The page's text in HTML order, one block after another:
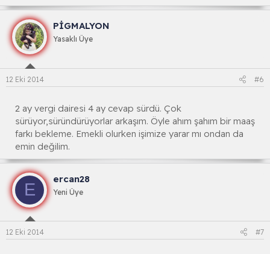
PİGMALYON
Yasaklı Üye
12 Eki 2014 #6
2 ay vergi dairesi 4 ay cevap sürdü. Çok
sürüyor,süründürüyorlar arkaşım. Öyle ahım şahım bir maaş
farkı bekleme. Emekli olurken işimize yarar mı ondan da
emin değilim.
E
ercan28
Yeni Üye
12 Eki 2014 #7